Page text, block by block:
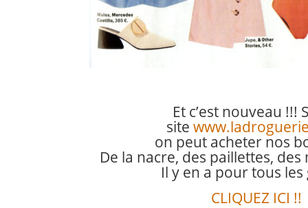
Et c’est nouveau !!!
site
on peut acheter nos
De la nacre, des paillettes,
Il y en a pour tous les
CLIQUEZ ICI !!